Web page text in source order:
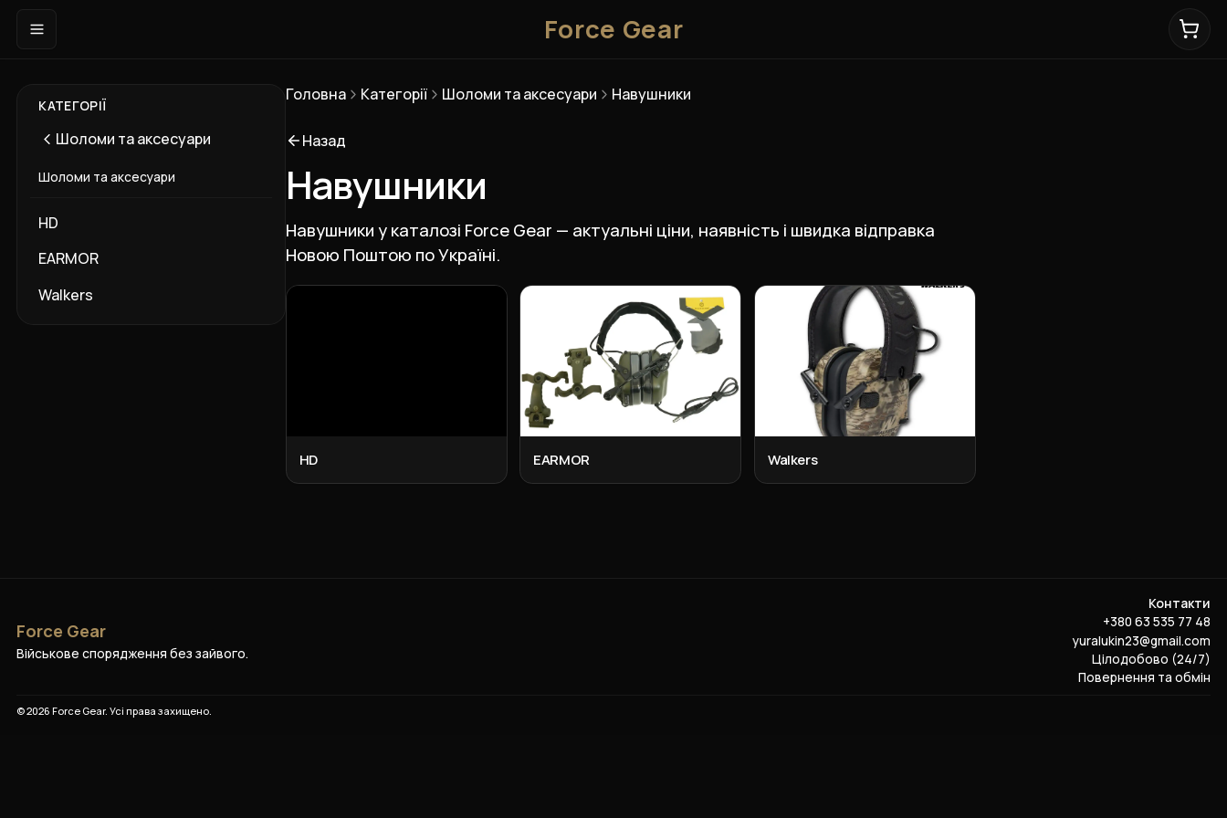
Force Gear
КАТЕГОРІЇ
Шоломи та аксесуари
Шоломи та аксесуари
HD
EARMOR
Walkers
Головна Категорії Шоломи та аксесуари Навушники
Назад
Навушники
Навушники у каталозі Force Gear — актуальні ціни, наявність і швидка відправка
Новою Поштою по Україні.
Підкатегорії
HD EARMOR Walkers
Force Gear
Військове спорядження без зайвого.
Контакти
+380 63 535 77 48
yuralukin23@gmail.com
Цілодобово (24/7)
Повернення та обмін
©2026 Force Gear. Усі права захищено.